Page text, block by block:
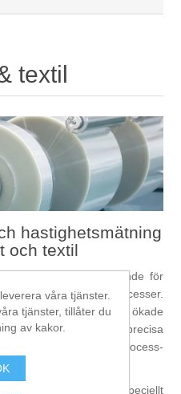
textil
hastighetsmätning
och textil
hastighet är avgörande för
och distributionsprocesser.
kan medföra ökade
till. Därför ger högprecisa
och framför allt process-
från Polytec är speciellt
våra tjänster.
tjänster, tillåter du
av kakor.